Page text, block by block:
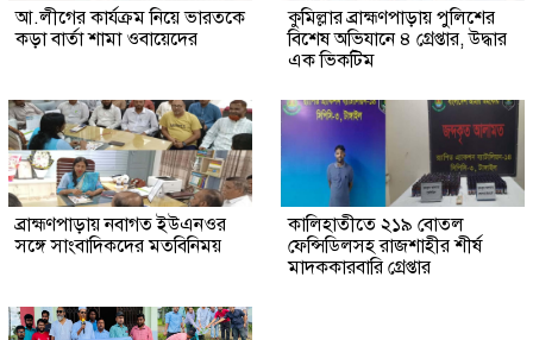
আ.লীগের কার্যক্রম নিয়ে ভারতকে
কড়া বার্তা শামা ওবায়েদের
কুমিল্লার ব্রাহ্মণপাড়ায় পুলিশের
বিশেষ অভিযানে ৪ গ্রেপ্তার, উদ্ধার
এক ভিকটিম
ব্রাহ্মণপাড়ায় নবাগত ইউএনওর
সঙ্গে সাংবাদিকদের মতবিনিময়
কালিহাতীতে ২১৯ বোতল
ফেন্সিডিলসহ রাজশাহীর শীর্ষ
মাদককারবারি গ্রেপ্তার